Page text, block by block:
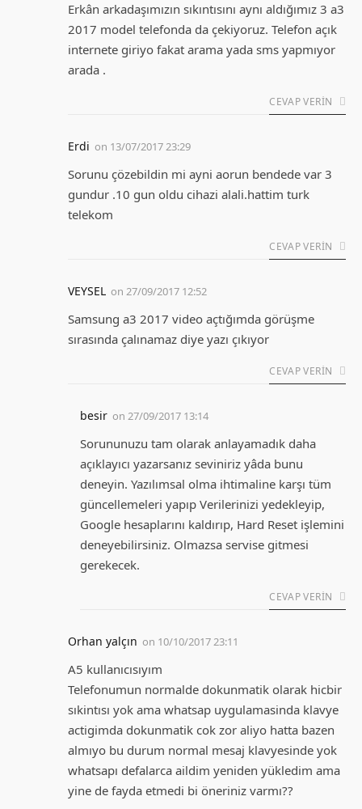
Erkân arkadaşımızın sıkıntısını aynı aldığımız 3 a3
2017 model telefonda da çekiyoruz. Telefon açık
internete giriyo fakat arama yada sms yapmıyor
arada .
CEVAP VERIN
Erdi on 13/07/2017 23:29
Sorunu çözebildin mi ayni aorun bendede var 3
gundur .10 gun oldu cihazi alali.hattim turk
telekom
CEVAP VERIN
VEYSEL on 27/09/2017 12:52
Samsung a3 2017 video açtığımda görüşme
sırasında çalınamaz diye yazı çıkıyor
CEVAP VERIN
besir on 27/09/2017 13:14
Sorununuzu tam olarak anlayamadık daha
açıklayıcı yazarsanız seviniriz yâda bunu
deneyin. Yazılımsal olma ihtimaline karşı tüm
güncellemeleri yapıp Verilerinizi yedekleyip,
Google hesaplarını kaldırıp, Hard Reset işlemini
deneyebilirsiniz. Olmazsa servise gitmesi
gerekecek.
CEVAP VERIN
Orhan yalçın on 10/10/2017 23:11
A5 kullanıcısıyım
Telefonumun normalde dokunmatik olarak hicbir
sıkintısı yok ama whatsap uygulamasinda klavye
actigimda dokunmatik cok zor aliyo hatta bazen
almıyo bu durum normal mesaj klavyesinde yok
whatsapı defalarca aildim yeniden yükledim ama
yine de fayda etmedi bi öneriniz varmı??